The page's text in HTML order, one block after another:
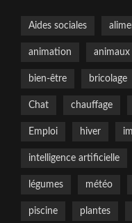
Aides sociales
animation animaux
bien-être bricolage
Chat chauffage
Emploi hiver
intelligence artificielle
légumes météo
piscine plantes